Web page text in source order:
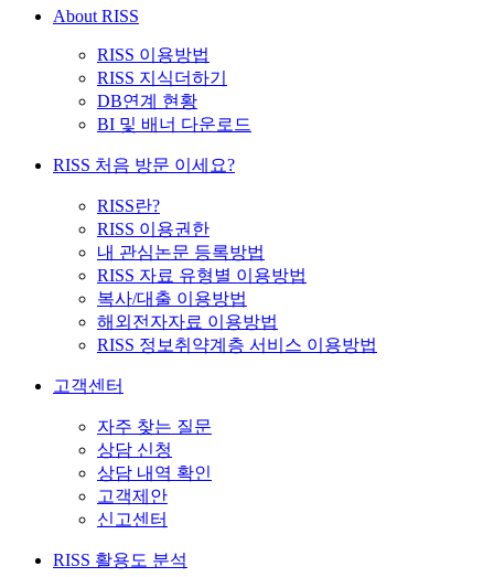
About RISS
RISS 이용방법
RISS 지식더하기
DB연계 현황
BI 및 배너 다운로드
RISS 처음 방문 이세요?
RISS란?
RISS 이용권한
내 관심논문 등록방법
RISS 자료 유형별 이용방법
복사/대출 이용방법
해외전자자료 이용방법
RISS 정보취약계층 서비스 이용방법
고객센터
자주 찾는 질문
상담 신청
상담 내역 확인
고객제안
신고센터
RISS 활용도 분석